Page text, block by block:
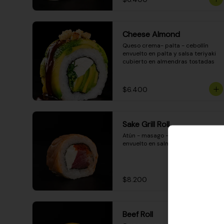
Cheese Almond
Queso crema- palta - cebollín
envuelto en palta y salsa teriyaki
cubierto en almendras tostadas
$6.400
Sake Grill Roll
Atún - masago - queso crema -
envuelto en salmón gratinado
$8.200
Beef Roll